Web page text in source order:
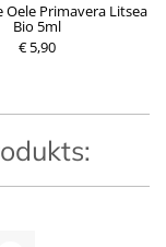
Oele Primavera Litsea
Bio 5ml
€ 5,90